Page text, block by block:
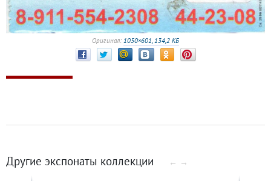
Оригинал: 1050×601, 134,2 КБ
Другие экспонаты коллекции ← →